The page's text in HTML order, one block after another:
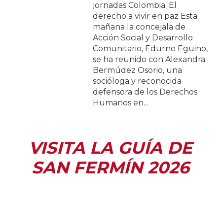
jornadas Colombia: El
derecho a vivir en paz Esta
mañana la concejala de
Acción Social y Desarrollo
Comunitario, Edurne Eguino,
se ha reunido con Alexandra
Bermúdez Osorio, una
socióloga y reconocida
defensora de los Derechos
Humanos en...
VISITA LA GUÍA DE
SAN FERMÍN 2026